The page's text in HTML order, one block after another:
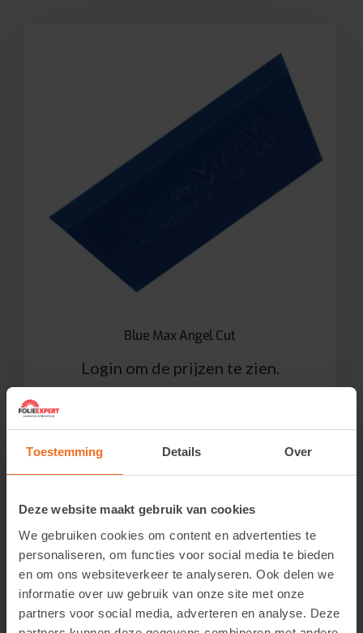
Toestemming Details Over
Deze website maakt gebruik van cookies
We gebruiken cookies om content en advertenties te
personaliseren, om functies voor social media te bieden
en om ons websiteverkeer te analyseren. Ook delen we
informatie over uw gebruik van onze site met onze
partners voor social media, adverteren en analyse. Deze
Blue Max Angel Cut
Login om de prijzen te zien.